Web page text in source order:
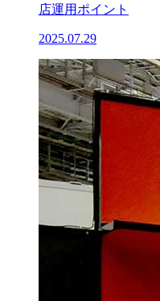
店運用ポイント
2025.07.29